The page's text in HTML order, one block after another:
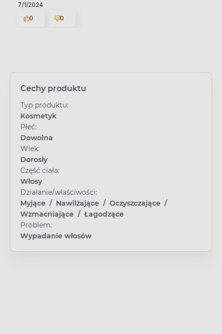
7/1/2024
0
0
Cechy produktu
Typ produktu:
Kosmetyk
Płeć:
Dowolna
Wiek:
Dorosły
Część ciała:
Włosy
Działanie/właściwości:
Myjące / Nawilżające / Oczyszczające /
Wzmacniające / Łagodzące
Problem:
Wypadanie włosów